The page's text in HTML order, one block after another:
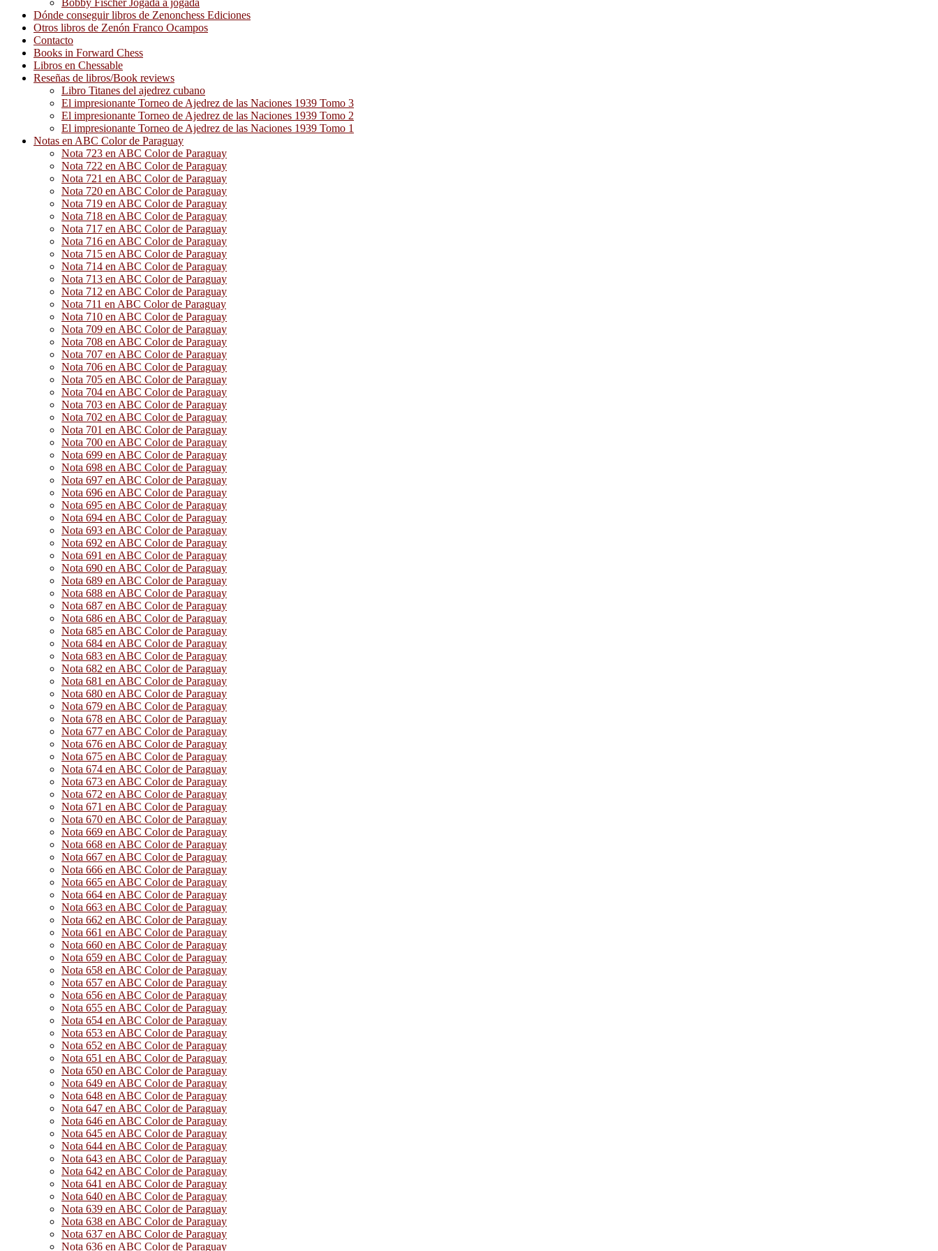
Bobby Fischer Jogada a jogada
Dónde conseguir libros de Zenonchess Ediciones
Otros libros de Zenón Franco Ocampos
Contacto
Books in Forward Chess
Libros en Chessable
Reseñas de libros/Book reviews
Libro Titanes del ajedrez cubano
El impresionante Torneo de Ajedrez de las Naciones 1939 Tomo 3
El impresionante Torneo de Ajedrez de las Naciones 1939 Tomo 2
El impresionante Torneo de Ajedrez de las Naciones 1939 Tomo 1
Notas en ABC Color de Paraguay
Nota 723 en ABC Color de Paraguay
Nota 722 en ABC Color de Paraguay
Nota 721 en ABC Color de Paraguay
Nota 720 en ABC Color de Paraguay
Nota 719 en ABC Color de Paraguay
Nota 718 en ABC Color de Paraguay
Nota 717 en ABC Color de Paraguay
Nota 716 en ABC Color de Paraguay
Nota 715 en ABC Color de Paraguay
Nota 714 en ABC Color de Paraguay
Nota 713 en ABC Color de Paraguay
Nota 712 en ABC Color de Paraguay
Nota 711 en ABC Color de Paraguay
Nota 710 en ABC Color de Paraguay
Nota 709 en ABC Color de Paraguay
Nota 708 en ABC Color de Paraguay
Nota 707 en ABC Color de Paraguay
Nota 706 en ABC Color de Paraguay
Nota 705 en ABC Color de Paraguay
Nota 704 en ABC Color de Paraguay
Nota 703 en ABC Color de Paraguay
Nota 702 en ABC Color de Paraguay
Nota 701 en ABC Color de Paraguay
Nota 700 en ABC Color de Paraguay
Nota 699 en ABC Color de Paraguay
Nota 698 en ABC Color de Paraguay
Nota 697 en ABC Color de Paraguay
Nota 696 en ABC Color de Paraguay
Nota 695 en ABC Color de Paraguay
Nota 694 en ABC Color de Paraguay
Nota 693 en ABC Color de Paraguay
Nota 692 en ABC Color de Paraguay
Nota 691 en ABC Color de Paraguay
Nota 690 en ABC Color de Paraguay
Nota 689 en ABC Color de Paraguay
Nota 688 en ABC Color de Paraguay
Nota 687 en ABC Color de Paraguay
Nota 686 en ABC Color de Paraguay
Nota 685 en ABC Color de Paraguay
Nota 684 en ABC Color de Paraguay
Nota 683 en ABC Color de Paraguay
Nota 682 en ABC Color de Paraguay
Nota 681 en ABC Color de Paraguay
Nota 680 en ABC Color de Paraguay
Nota 679 en ABC Color de Paraguay
Nota 678 en ABC Color de Paraguay
Nota 677 en ABC Color de Paraguay
Nota 676 en ABC Color de Paraguay
Nota 675 en ABC Color de Paraguay
Nota 674 en ABC Color de Paraguay
Nota 673 en ABC Color de Paraguay
Nota 672 en ABC Color de Paraguay
Nota 671 en ABC Color de Paraguay
Nota 670 en ABC Color de Paraguay
Nota 669 en ABC Color de Paraguay
Nota 668 en ABC Color de Paraguay
Nota 667 en ABC Color de Paraguay
Nota 666 en ABC Color de Paraguay
Nota 665 en ABC Color de Paraguay
Nota 664 en ABC Color de Paraguay
Nota 663 en ABC Color de Paraguay
Nota 662 en ABC Color de Paraguay
Nota 661 en ABC Color de Paraguay
Nota 660 en ABC Color de Paraguay
Nota 659 en ABC Color de Paraguay
Nota 658 en ABC Color de Paraguay
Nota 657 en ABC Color de Paraguay
Nota 656 en ABC Color de Paraguay
Nota 655 en ABC Color de Paraguay
Nota 654 en ABC Color de Paraguay
Nota 653 en ABC Color de Paraguay
Nota 652 en ABC Color de Paraguay
Nota 651 en ABC Color de Paraguay
Nota 650 en ABC Color de Paraguay
Nota 649 en ABC Color de Paraguay
Nota 648 en ABC Color de Paraguay
Nota 647 en ABC Color de Paraguay
Nota 646 en ABC Color de Paraguay
Nota 645 en ABC Color de Paraguay
Nota 644 en ABC Color de Paraguay
Nota 643 en ABC Color de Paraguay
Nota 642 en ABC Color de Paraguay
Nota 641 en ABC Color de Paraguay
Nota 640 en ABC Color de Paraguay
Nota 639 en ABC Color de Paraguay
Nota 638 en ABC Color de Paraguay
Nota 637 en ABC Color de Paraguay
Nota 636 en ABC Color de Paraguay